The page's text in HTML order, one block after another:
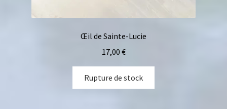
Œil de Sainte-Lucie
17,00 €
Rupture de stock